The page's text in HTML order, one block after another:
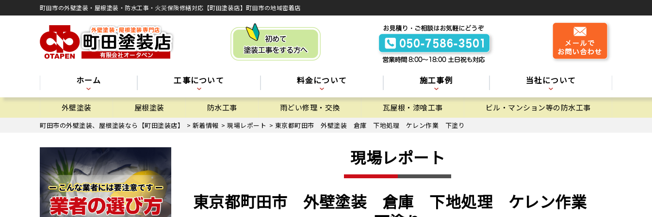
町田市の外壁塗装・屋根塗装・防水工事・火災保険修繕対応【町田塗装店】町田市の地域密着店
ホーム 工事について 料金について 施工事例 当社について
外壁塗装 屋根塗装 防水工事 雨どい修理・交換 瓦屋根・漆喰工事 ビル・マンション等の防水工事
町田市の外壁塗装、屋根塗装なら【町田塗装店】 > 新着情報 > 現場レポート > 東京都町田市 外壁塗装 倉庫 下地処理 ケレン作業 下塗り
現場レポート
東京都町田市 外壁塗装 倉庫 下地処理 ケレン作業